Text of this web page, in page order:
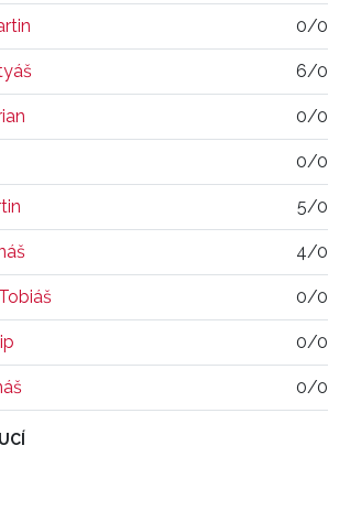
0/0
6/0
0/0
0/0
5/0
4/0
0/0
0/0
0/0